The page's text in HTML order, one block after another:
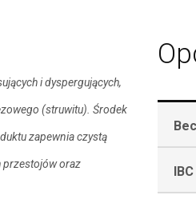
i dyspergujących,
(struwitu). Środek
zapewnia czystą
przestojów oraz IBC